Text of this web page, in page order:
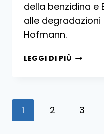
della benzidina e
alle degradazioni
Hofmann.
LEGGI DI PIÙ
Navigazione
1 2 3